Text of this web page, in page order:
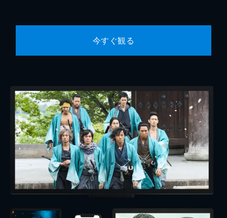
今すぐ観る